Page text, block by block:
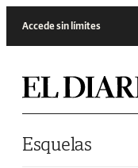
Accede sin límites
Esquelas